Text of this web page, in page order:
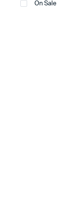
On Sale